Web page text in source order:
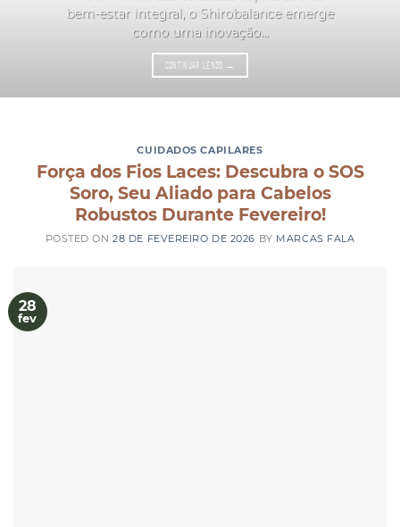
bem-estar integral, o Shirobalance emerge
como uma inovação...
CONTINUAR LENDO →
CUIDADOS CAPILARES
Força dos Fios Laces: Descubra o SOS
Soro, Seu Aliado para Cabelos
Robustos Durante Fevereiro!
POSTED ON28 DE FEVEREIRO DE 2026 BY MARCAS FALA
28
fev